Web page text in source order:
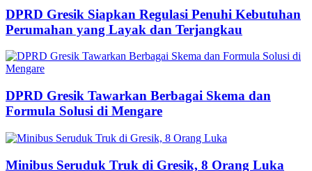
DPRD Gresik Siapkan Regulasi Penuhi Kebutuhan
Perumahan yang Layak dan Terjangkau
DPRD Gresik Tawarkan Berbagai Skema dan
Formula Solusi di Mengare
Minibus Seruduk Truk di Gresik, 8 Orang Luka